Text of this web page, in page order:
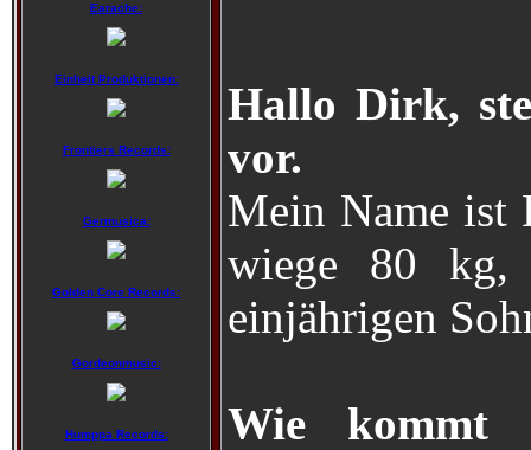
Earache:
Einheit Produktionen:
Frontiers Records:
Germusica:
Golden Core Records:
Gordeonmusic:
Humppa Records:
Hallo Dirk,
vor.
Mein Name ist
wiege 80 kg,
einjährigen
Wie kommt